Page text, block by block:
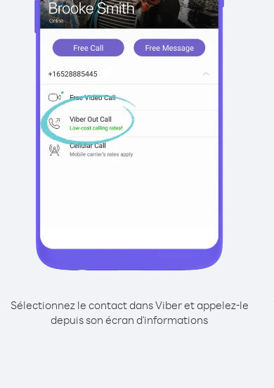
Sélectionnez le contact dans Viber et appelez-le
depuis son écran d'informations